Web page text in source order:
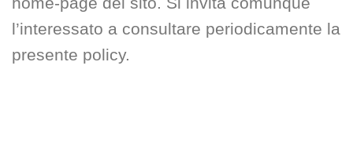
l’interessato a consultare periodicamente la
presente policy.